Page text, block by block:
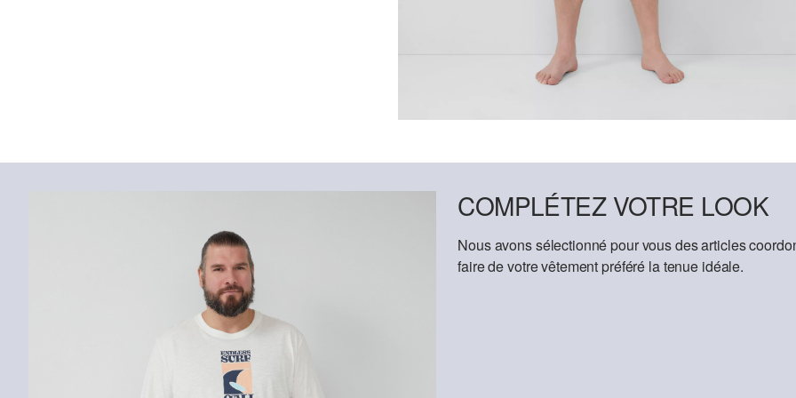
COMPLÉTEZ VOTRE LOOK
Nous avons sélectionné pour vous des articles
faire de votre vêtement préféré la tenue idéale.